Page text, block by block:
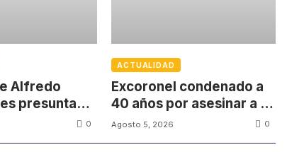
Alfredo
presuntas
quieren
0
ACTUALIDAD
Excoronel condenado a
40 años por asesinar a un
firmante del Acuerdo de
Agosto 5, 2026 0